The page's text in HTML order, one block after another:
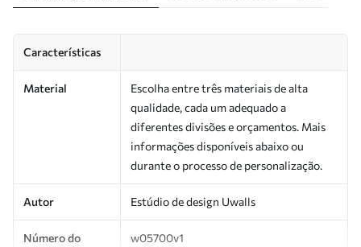
Características
Material
Escolha entre três materiais de alta
qualidade, cada um adequado a
diferentes divisões e orçamentos. Mais
informações disponíveis abaixo ou
durante o processo de personalização.
Autor Estúdio de design Uwalls
Número do
w05700v1